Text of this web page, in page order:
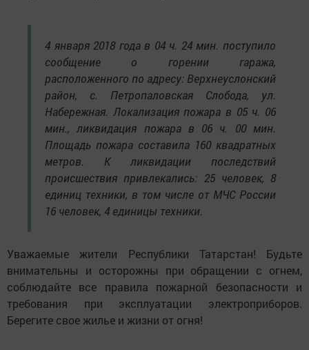
4 января 2018 года в 04 ч. 24 мин. поступило
сообщение о горении гаража,
расположенного по адресу: Верхнеуслонский
район, с. Петропаловская Слобода, ул.
Набережная. Локализация пожара в 05 ч. 06
мин., ликвидация пожара в 06 ч. 00 мин.
Площадь пожара составила 160 квадратных
метров. К ликвидации последствий
происшествия привлекались: 25 человек, 8
единиц техники, в том числе от МЧС России
16 человек, 4 единицы техники.
Уважаемые жители Республики Татарстан! Будьте
внимательны и осторожны при обращении с огнем,
соблюдайте все правила пожарной безопасности и
требования при эксплуатации электроприборов.
Берегите свое жилье и жизни от огня!